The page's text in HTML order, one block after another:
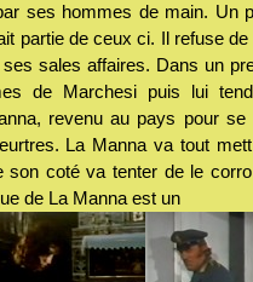
ses hommes de main. Un
partie de ceux ci. Il refuse
sales affaires. Dans un
de Marchesi puis lui
revenu au pays pour se
La Manna va tout
son coté va tenter de le
de La Manna est un